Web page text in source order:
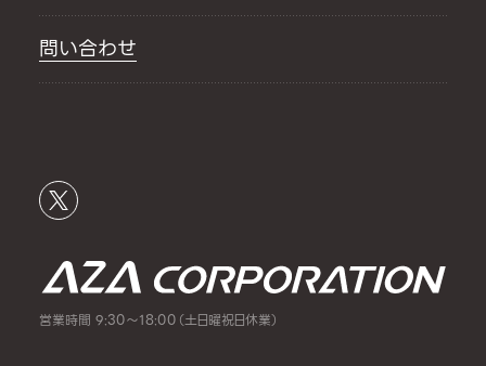
問い合わせ
営業時間 9:30～18:00（土日曜祝日休業）